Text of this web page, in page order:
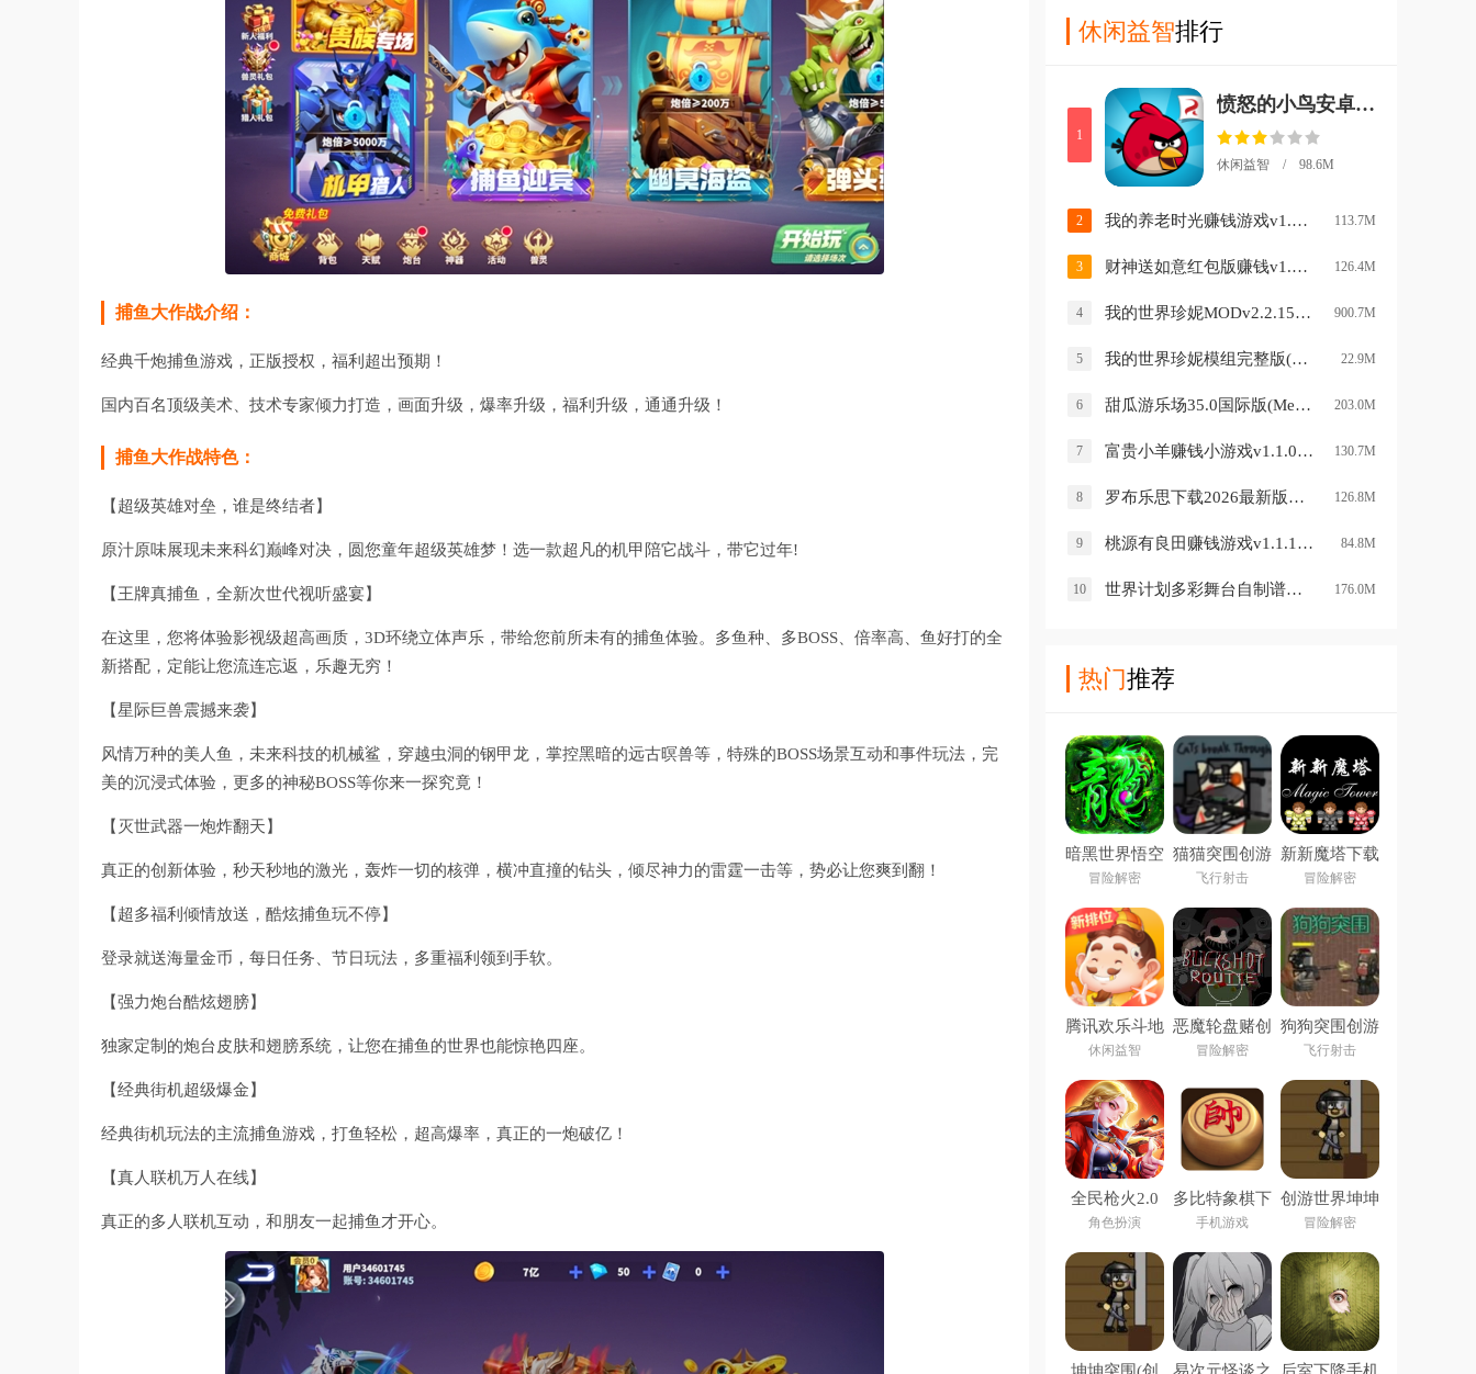
捕鱼大作战介绍：
经典千炮捕鱼游戏，正版授权，福利超出预期！
国内百名顶级美术、技术专家倾力打造，画面升级，爆率升级，福利升级，通通升级！
捕鱼大作战特色：
【超级英雄对垒，谁是终结者】
原汁原味展现未来科幻巅峰对决，圆您童年超级英雄梦！选一款超凡的机甲陪它战斗，带它过年!
【王牌真捕鱼，全新次世代视听盛宴】
在这里，您将体验影视级超高画质，3D环绕立体声乐，带给您前所未有的捕鱼体验。多鱼种、多BOSS、倍率高、鱼好打的全
新搭配，定能让您流连忘返，乐趣无穷！
【星际巨兽震撼来袭】
风情万种的美人鱼，未来科技的机械鲨，穿越虫洞的钢甲龙，掌控黑暗的远古暝兽等，特殊的BOSS场景互动和事件玩法，完
美的沉浸式体验，更多的神秘BOSS等你来一探究竟！
【灭世武器一炮炸翻天】
真正的创新体验，秒天秒地的激光，轰炸一切的核弹，横冲直撞的钻头，倾尽神力的雷霆一击等，势必让您爽到翻！
【超多福利倾情放送，酷炫捕鱼玩不停】
登录就送海量金币，每日任务、节日玩法，多重福利领到手软。
【强力炮台酷炫翅膀】
独家定制的炮台皮肤和翅膀系统，让您在捕鱼的世界也能惊艳四座。
【经典街机超级爆金】
经典街机玩法的主流捕鱼游戏，打鱼轻松，超高爆率，真正的一炮破亿！
【真人联机万人在线】
真正的多人联机互动，和朋友一起捕鱼才开心。
看吧。
炫的炮塔畅享无限捕鱼乐趣，
鱼的朋友可千万不要错过，赶
紧来下载爽玩吧。
休闲益智排行
1
愤怒的小鸟安卓版手游下载(Angry Birds)v8.0.3 官方版
休闲益智 / 98.6M
2 我的养老时光赚钱游戏v1.0.0.1 安卓版 113.7M
3 财神送如意红包版赚钱v1.0.4 安卓版 126.4M
4 我的世界珍妮MODv2.2.15.203875 安卓版 900.7M
5 我的世界珍妮模组完整版(Jenny Mod)v5.80 安卓版 22.9M
6 甜瓜游乐场35.0国际版(Melon Sandbox)v35.0 安卓版 203.0M
7 富贵小羊赚钱小游戏v1.1.0 安卓版 130.7M
8 罗布乐思下载2026最新版Roblox安装器v2.688.862 安卓版 126.8M
9 桃源有良田赚钱游戏v1.1.1 最新版 84.8M
10 世界计划多彩舞台自制谱手游(Open Sekai)v0.5.8 安卓版 176.0M
热门推荐
暗黑世界悟空
官方版
冒险解密
猫猫突围创游
世界
飞行射击
新新魔塔下载
安卓版
冒险解密
腾讯欢乐斗地
主2026年新
版
休闲益智
恶魔轮盘赌创
游版(创游世
界)
冒险解密
狗狗突围创游
世界
飞行射击
全民枪火2.0
手游
角色扮演
多比特象棋下
载
手机游戏
创游世界坤坤
突围小游戏
冒险解密